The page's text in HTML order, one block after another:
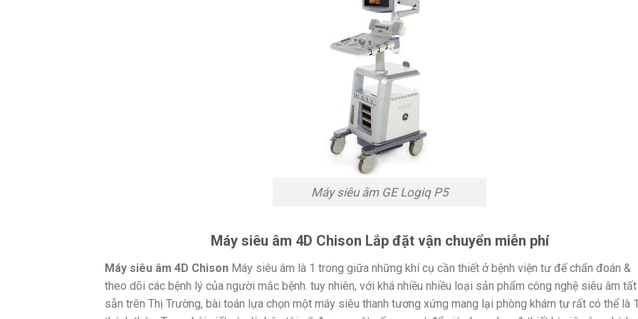
Máy siêu âm GE Logiq P5
Máy siêu âm 4D Chison Lắp đặt vận chuyển miễn phí
Máy siêu âm 4D Chison Máy siêu âm là 1 trong giữa những khí cụ cần thiết ở bệnh viện tư để chẩn đoán &
theo dõi các bệnh lý của người mắc bệnh. tuy nhiên, với khá nhiều nhiều loại sản phẩm công nghệ siêu âm
sẵn trên Thị Trường, bài toán lựa chọn một máy siêu thanh tương xứng mang lại phòng khám tư rất có thể là